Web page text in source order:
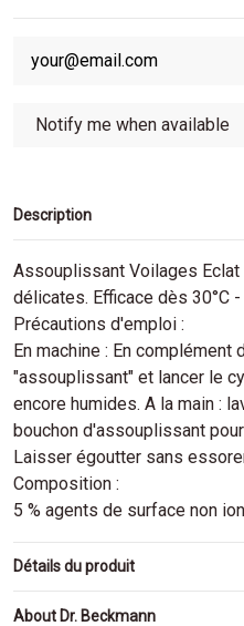
Description
Assouplissant Voilages
délicates. Efficace dès 30°C
Précautions d'emploi :
En machine : En
"assouplissant" et lancer le
encore humides. A la main :
bouchon d'assouplissant
Laisser égoutter sans
Composition :
5 % agents de surface non
Détails du produit
About Dr. Beckmann